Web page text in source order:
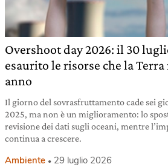
Overshoot day 2026: il 30
esaurito le risorse che la
anno
Il giorno del sovrasfruttamento cade sei
2025, ma non è un miglioramento: lo
revisione dei dati sugli oceani, mentre
continua a crescere.
Ambiente 29 luglio 2026